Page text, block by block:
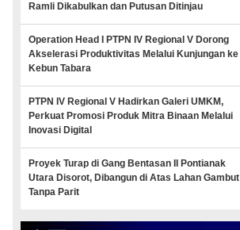
Ramli Dikabulkan dan Putusan Ditinjau
Operation Head I PTPN IV Regional V Dorong
Akselerasi Produktivitas Melalui Kunjungan ke
Kebun Tabara
PTPN IV Regional V Hadirkan Galeri UMKM,
Perkuat Promosi Produk Mitra Binaan Melalui
Inovasi Digital
Proyek Turap di Gang Bentasan II Pontianak
Utara Disorot, Dibangun di Atas Lahan Gambut
Tanpa Parit